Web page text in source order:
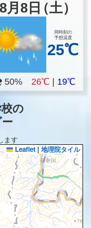
8月8 日（土）
同時刻の
予想温度
25℃
50% 26℃ 19℃
の
ます
Leaflet | 地理院タイル